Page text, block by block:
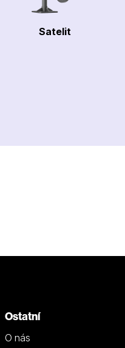
Satelit
Ostatní
O nás